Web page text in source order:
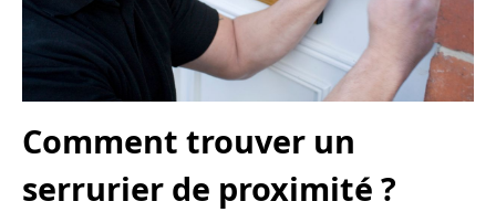
Comment trouver un
serrurier de proximité ?